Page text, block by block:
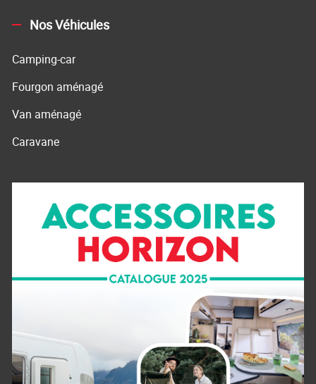
Nos Véhicules
Camping-car
Fourgon aménagé
Van aménagé
Caravane